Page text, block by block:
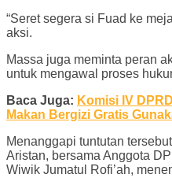
“Seret segera si Fuad ke
aksi.
Massa juga meminta peran
untuk mengawal proses
Baca Juga: Komisi IV
Makan Bergizi Gratis
Menanggapi tuntutan
Aristan, bersama Anggota
Wiwik Jumatul Rofi’ah,